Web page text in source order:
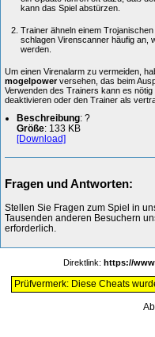
kann das Spiel abstürzen.
Trainer ähneln einem
schlagen Virenscanner häufig an,
werden.
Um einen Virenalarm zu vermeiden,
mogelpowerversehen, das beim
Verwenden des Trainers kann es
deaktivieren oder den Trainer als
Beschreibung: ?
Größe: 133 KB
[Download]
Fragen und Antworten:
Stellen Sie Fragen zum Spiel in
Tausenden anderen Besuchern
erforderlich.
Direktlink: https://
Prüfvermerk: Diese Cheats